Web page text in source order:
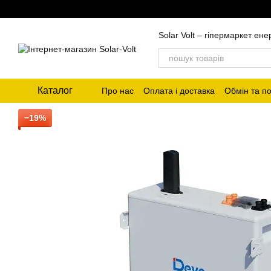
Solar Volt – гіпермаркет
Каталог Про нас Оплата і доставка Обмін та
−19%